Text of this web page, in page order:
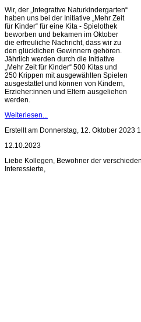
Wir, der „Integrative Naturkindergarten“
haben uns bei der Initiative „Mehr Zeit
für Kinder“ für eine Kita - Spielothek
beworben und bekamen im Oktober
die erfreuliche Nachricht, dass wir zu
den glücklichen Gewinnern gehören.
Jährlich werden durch die Initiative
„Mehr Zeit für Kinder“ 500 Kitas und
250 Krippen mit ausgewählten Spielen
ausgestattet und können von Kindern,
Erzieher:innen und Eltern ausgeliehen
werden.
Weiterlesen...
Erstellt am Donnerstag, 12. Oktober 2023
12.10.2023
Liebe Kollegen, Bewohner der
Interessierte,